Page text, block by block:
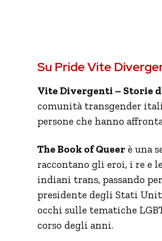
Su Pride Vite
Vite Divergenti – Storie
comunità transgender
persone che hanno
The Book of Queer è una
raccontano gli eroi, i re e
indiani trans, passando
presidente degli Stati
occhi sulle tematiche
corso degli anni.